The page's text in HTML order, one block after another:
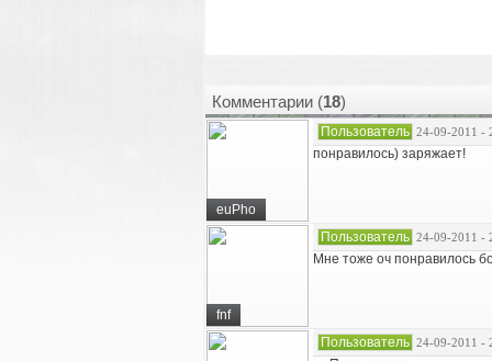
Комментарии (18)
euPho
Пользователь 24-09-2011 -
понравилось) заряжает!
fnf
Пользователь 24-09-2011 -
Мне тоже оч понравилось
Пользователь 24-09-2011 -